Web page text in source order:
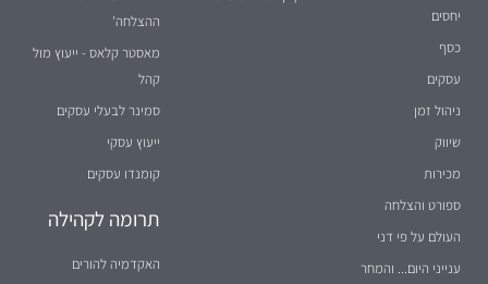
יחסים
כסף
עסקים
ניהול זמן
שיווק
מכירות
ספורט והצלחה
העולם על פי דני
ענייני היום... והמחר
ההצלחה'
מאסטר קלאס - ייעוץ מול
קהל
סמינר לבעלי עסקים
ייעוץ עסקי
קומנדו עסקים
תרומה לקהילה
האקדמיה להורים